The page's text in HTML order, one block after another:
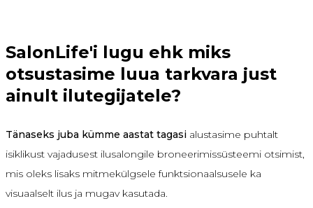
SalonLife'i lugu ehk miks
otsustasime luua tarkvara just
ainult ilutegijatele?
Tänaseks juba kümme aastat tagasi alustasime puhtalt
isiklikust vajadusest ilusalongile broneerimissüsteemi otsimist,
mis oleks lisaks mitmekülgsele funktsionaalsusele ka
visuaalselt ilus ja mugav kasutada.